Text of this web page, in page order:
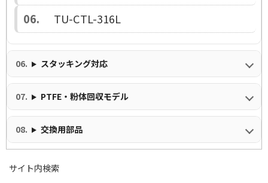
TU-CTL-316L
スタッキング対応
PTFE・粉体回収モデル
交換用部品
サイト内検索